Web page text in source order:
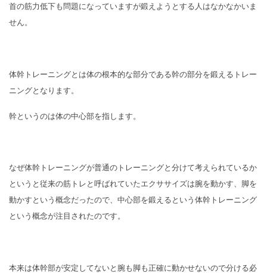
首の筋力低下も問題になっていますが鍛えようとする人はなかなかいま
せん。
体幹トレーニングとは体の根本的な部分である幹の部分を鍛えるトレー
ニングとなります。
幹というのは体の中心部を指します。
なぜ体幹トレーニングが普通のトレーニングと分けて考えられているか
というと従来の筋トレと呼ばれていたエクササイズは腕を動かす、脚を
動かすという概念だったので、中心部を鍛えるという体幹トレーニング
という概念が注目されたのです。
本来は体幹部が安定してないと腕も脚も正確に動かせないので分ける必